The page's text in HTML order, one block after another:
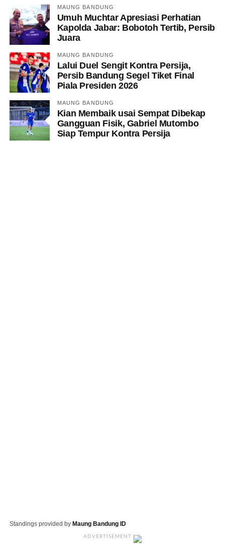
MAUNG BANDUNG
Umuh Muchtar Apresiasi Perhatian
Kapolda Jabar: Bobotoh Tertib, Persib
Juara
MAUNG BANDUNG
Lalui Duel Sengit Kontra Persija,
Persib Bandung Segel Tiket Final
Piala Presiden 2026
MAUNG BANDUNG
Kian Membaik usai Sempat Dibekap
Gangguan Fisik, Gabriel Mutombo
Siap Tempur Kontra Persija
Standings provided by Maung Bandung ID
ADVERTISEMENT